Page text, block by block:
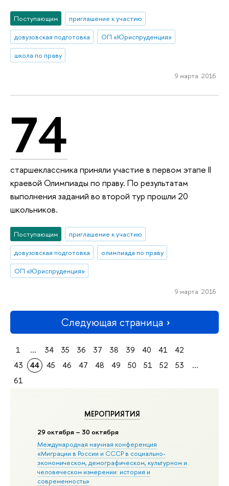
МЕРОПРИЯТИЯ
29 октября – 30 октября
Международная научная конференция
«Миграции в Росcии и СССР в социально-
экономическом, демографическом, культурном и
человеческом измерении: история и
современность»
Поступающим
приглашение к участию
довузовская подготовка
ОП «Юриспруденция»
школа по праву
9 марта 2016
74
старшеклассника приняли участие в первом этапе II
краевой Олимпиады по праву. По результатам
выполнения заданий во второй тур прошли 20
школьников.
Поступающим
приглашение к участию
довузовская подготовка
олимпиада по праву
ОП «Юриспруденция»
9 марта 2016
Следующая страница
1 ... 34 35 36 37 38 39 40 41
42
43
44 45 46 47 48 49 50 51 52 53
...
61